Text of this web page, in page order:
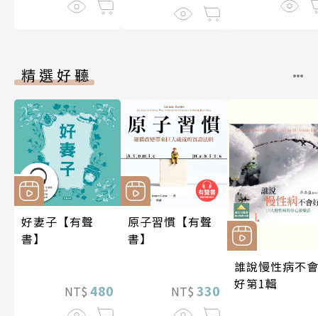
精選好聽
好妻子【有聲
書】
NT$ 480
原子習慣【有聲
書】
NT$ 330
誰說慢性病不會
好第1輯